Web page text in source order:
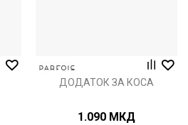
ДОДАТОК ЗА КОСА
1.090 МКД